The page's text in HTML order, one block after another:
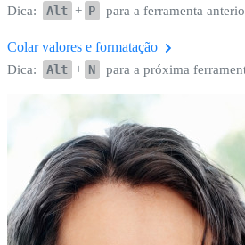
Dica: Alt + P para a ferramenta
Colar valores e formatação
Dica: Alt + N para a próxima